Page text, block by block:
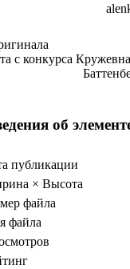
с конкурса
об
публикации
× Высота
файла
файла